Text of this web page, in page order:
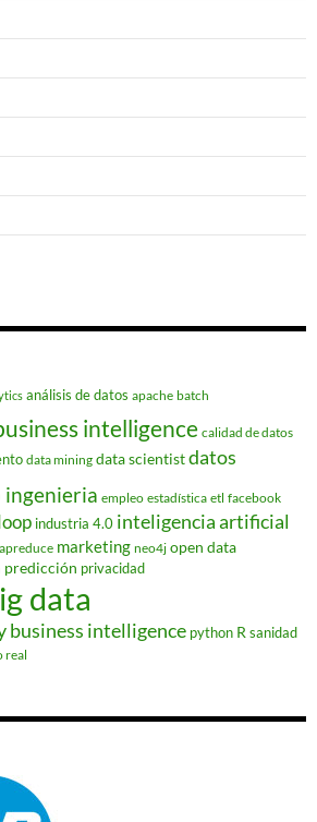
análisis de datos apache batch
intelligence calidad de datos
data mining data scientistdatos
ingenieria empleo estadística etl facebook
industria 4.0 inteligencia artificial
marketing neo4j open data
predicción privacidad
data
business intelligence python R sanidad
real